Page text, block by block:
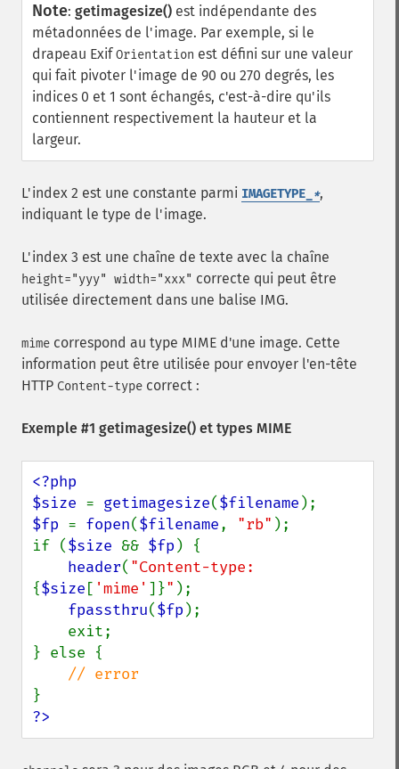
Note: getimagesize() est indépendante des
métadonnées de l'image. Par exemple, si le
drapeau ExifOrientation est défini sur une valeur
qui fait pivoter l'image de 90 ou 270 degrés, les
indices 0 et 1 sont échangés, c'est-à-dire qu'ils
contiennent respectivement la hauteur et la
largeur.
L'index 2 est une constante parmi IMAGETYPE_ *,
indiquant le type de l'image.
L'index 3 est une chaîne de texte avec la chaîne
height="yyy" width="xxx" correcte qui peut être
utilisée directement dans une balise IMG.
mime correspond au type MIME d'une image. Cette
information peut être utilisée pour envoyer l'en-tête
HTTP Content-type correct :
Exemple #1 getimagesize() et types MIME
<?php
$size = getimagesize($filename
$fp = fopen($filename, "rb" );
if ($size && $fp ) {
header(
{$size [ 'mime' ]}" );
fpassthru($fp );
} else {
?>